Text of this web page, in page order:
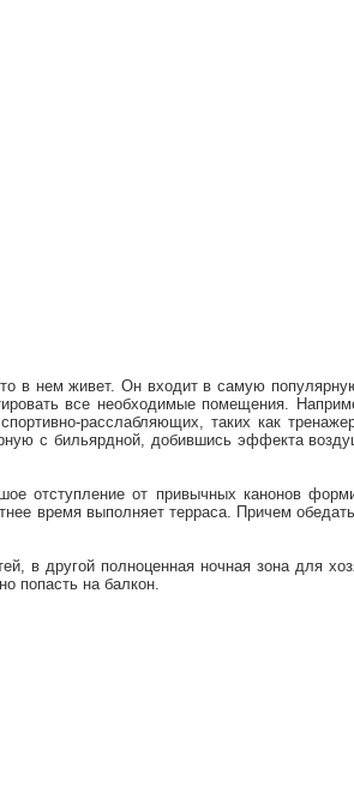
в нем живет. Он входит в самую
все необходимые помещения.
расслабляющих, таких как
с бильярдной, добившись эффекта
отступление от привычных канонов
время выполняет терраса. Причем
в другой полноценная ночная зона для
попасть на балкон.